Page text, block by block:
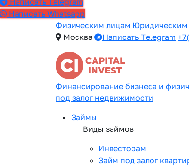
Написать Telegram
Написать Whatsapp
Физическим лицам Юридическим
Москва
Написать Telegram
Финансирование бизнеса и
под залог недвижимости
Займы
Виды займов
Инвесторам
Займ под залог